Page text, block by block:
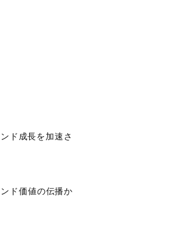
ド成長を加速さ
ド価値の伝播か